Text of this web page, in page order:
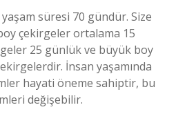
süresi 70 gündür. Size
çekirgeler ortalama 15
25 günlük ve büyük boy
İnsan yaşamında
hayati öneme sahiptir, bu
değişebilir.